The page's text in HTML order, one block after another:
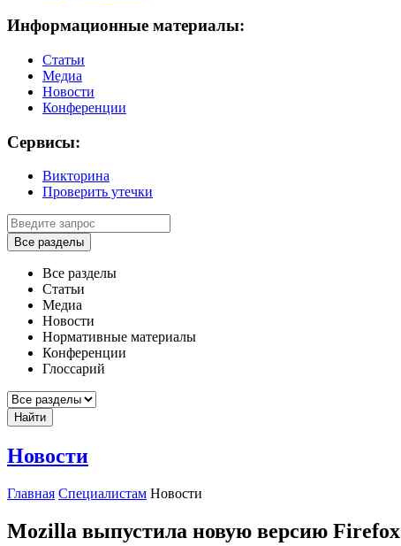
Информационные материалы:
Статьи
Медиа
Новости
Конференции
Сервисы:
Викторина
Проверить утечки
Все разделы
Все разделы
Статьи
Медиа
Новости
Нормативные материалы
Конференции
Глоссарий
Найти
Новости
Главная Специалистам Новости
Mozilla выпустила новую версию Firefox